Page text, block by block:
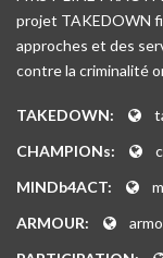
projet TAKEDOWN
approches et des
contre la criminalité
TAKEDOWN:
CHAMPIONs:
MINDb4ACT:
ARMOUR: